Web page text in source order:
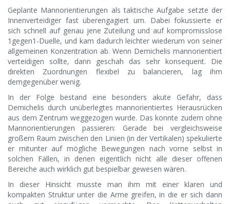
Geplante Mannorientierungen als taktische Aufgabe setzte der
Innenverteidiger fast überengagiert um. Dabei fokussierte er
sich schnell auf genau jene Zuteilung und auf kompromisslose
1gegen1-Duelle, und kam dadurch leichter wiederum von seiner
allgemeinen Konzentration ab. Wenn Demichelis mannorientiert
verteidigen sollte, dann geschah das sehr konsequent. Die
direkten Zuordnungen flexibel zu balancieren, lag ihm
demgegenüber wenig.
In der Folge bestand eine besonders akute Gefahr, dass
Demichelis durch unüberlegtes mannorientiertes Herausrücken
aus dem Zentrum weggezogen wurde. Das konnte zudem ohne
Mannorientierungen passieren: Gerade bei vergleichsweise
großem Raum zwischen den Linien (in der Vertikalen) spekulierte
er mitunter auf mögliche Bewegungen nach vorne selbst in
solchen Fällen, in denen eigentlich nicht alle dieser offenen
Bereiche auch wirklich gut bespielbar gewesen wären.
In dieser Hinsicht musste man ihm mit einer klaren und
kompakten Struktur unter die Arme greifen, in die er sich dann